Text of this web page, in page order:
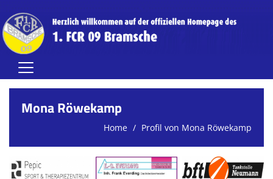
Home
Herren
Jugend (A-C)
Mona Röwekamp
Home Profil von Mona Röwekamp